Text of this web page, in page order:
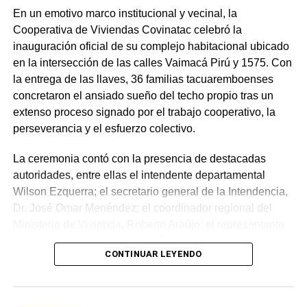
tienen los tacuaremboenses de poder encontrar con un
montón de almacenes y comercios que se abastecen con
productos procedentes del Brasil. Los precios de San
Gregorio de Polanco están igual a los precios del resto
del país. Una persona que viene del sur y del centro del
país no encuentra los precios de San Gregorio caros sino
normales”, explicó Marcelo Crespi.
NOTICIAS RELACIONADAS: DESTACADOS
TACUAREMBÓ
En un emotivo marco institucional y vecinal, la
Cooperativa de Viviendas Covinatac celebró la
inauguración oficial de su complejo habitacional ubicado
en la intersección de las calles Vaimacá Pirú y 1575. Con
la entrega de las llaves, 36 familias tacuaremboenses
concretaron el ansiado sueño del techo propio tras un
extenso proceso signado por el trabajo cooperativo, la
perseverancia y el esfuerzo colectivo.
La ceremonia contó con la presencia de destacadas
autoridades, entre ellas el intendente departamental
Wilson Ezquerra; el secretario general de la Intendencia,
Dr. José Omar Menéndez; el coordinador regional del
de la Mesa Intercooperativas, Pablo González Camisa;
así como técnicos del Centro Cooperativista Uruguayo
CONTINUAR LEYENDO